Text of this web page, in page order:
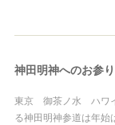
神田明神へのお参
東京 御茶ノ水 ハワ
る神田明神参道は年始